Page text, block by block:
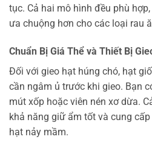
tục. Cả hai mô hình đều phù
ưa chuộng hơn cho các loại rau
Chuẩn Bị Giá Thể và Thiết Bị
Đối với gieo hạt húng chó, hạt
cần ngâm ủ trước khi gieo. Bạn
mút xốp hoặc viên nén xơ dừa.
khả năng giữ ẩm tốt và cung
hạt nảy mầm.